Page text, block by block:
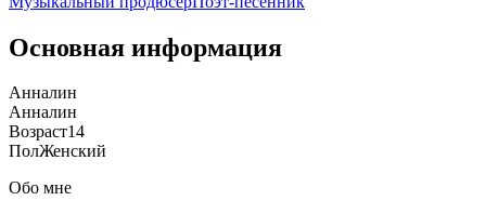
Основная информация
Анналин
Анналин
Возраст14
ПолЖенский
Обо мне